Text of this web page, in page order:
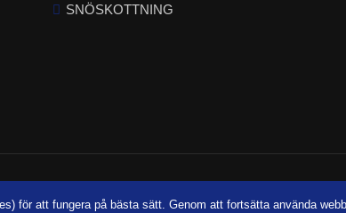
SNÖSKOTTNING
för att fungera på bästa sätt. Genom att fortsätta använda